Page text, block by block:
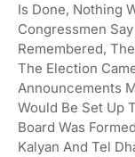
Is Done, Nothing
Congressmen
Remembered,
The Election
Announcements
Would Be Set Up
Board Was
Kalyan And Tel